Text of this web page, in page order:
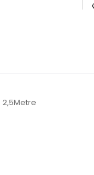
2,5Metre